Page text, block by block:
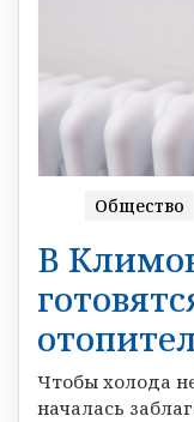
Общество
В
Чтобы холода
началась